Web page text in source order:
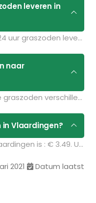
leveren in
Grasleveren.nl kan binnen 24 uur graszoden leveren in Vlaardingen. Als u bijvoorbeeld graszoden op maandag bestelt voor 11:30 kunt u ze de volgende dag geleverd krijgen. Kijk voor de actuele leverdagen op de pagina
naar
De transportkosten van de graszoden verschillen per postcodegebied en zijn afhankelijk van de hoeveelheid graszoden die u bestelt. Bent u benieuwd naar de prijzen? Vul uw gegevens in op de pagina
in Vlaardingen?
De prijs voor 1 m² gras in Vlaardingen is : € 3.49. U kunt deze graszoden bestellen via de volgende link:
2021
Datum laatst